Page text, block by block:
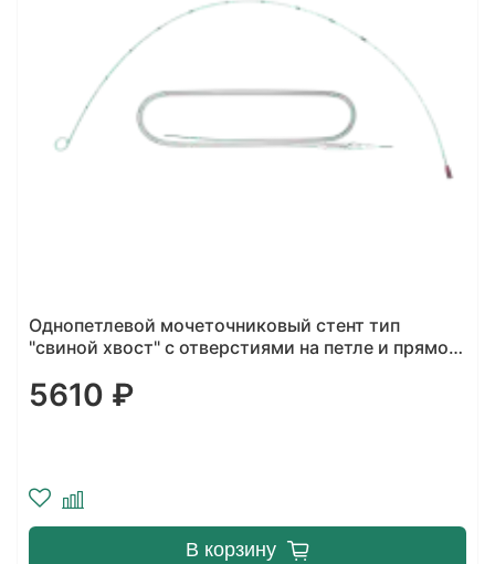
Однопетлевой мочеточниковый стент тип
"свиной хвост" с отверстиями на петле и прямой
5610 ₽
В корзину